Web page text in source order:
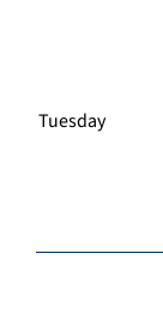
Tuesday